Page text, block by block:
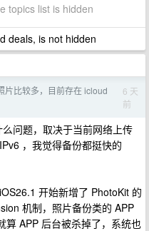
topics list is hidden
deals, is not hidden
片比较多，目前存在 icloud
6 天
前
问题，取决于当前网络上传
，我觉得备份都挺快的
开始新增了 PhotoKit 的
机制，照片备份类的 APP
算 APP 后台被杀掉了，系统也